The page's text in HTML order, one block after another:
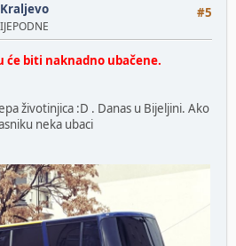
#5
biti naknadno ubačene.
životinjica :D . Danas u Bijeljini. Ako
neka ubaci